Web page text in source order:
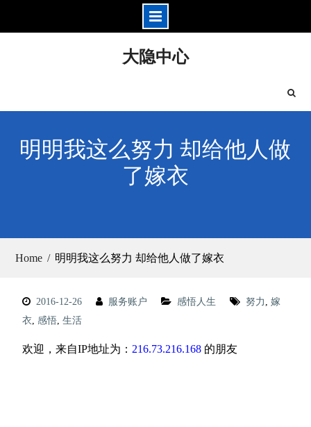
大隐中心
明明我这么努力 却给他人做
了嫁衣
Home 明明我这么努力 却给他人做了嫁衣
2016-12-26 服务账户 感悟人生 努力 , 嫁
衣, 感悟, 生活
欢迎，来自IP地址为： 216.73.216.168的朋友